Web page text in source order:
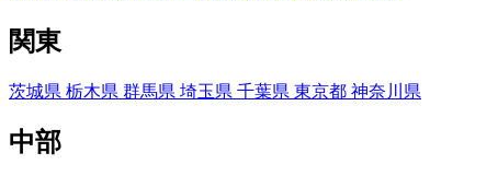
関東
茨城県 栃木県 群馬県 埼玉県 千葉県 東京都 神奈川県
中部